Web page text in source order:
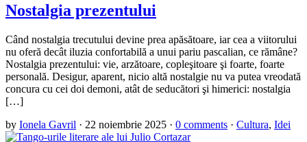
Nostalgia prezentului
Când nostalgia trecutului devine prea apăsătoare, iar cea a viitorului
nu oferă decât iluzia confortabilă a unui pariu pascalian, ce rămâne?
Nostalgia prezentului: vie, arzătoare, copleşitoare şi foarte, foarte
personală. Desigur, aparent, nicio altă nostalgie nu va putea vreodată
concura cu cei doi demoni, atât de seducători şi himerici: nostalgia
[…]
by Ionela Gavril · 22 noiembrie 2025 · 0 comments · Cultura, Idei